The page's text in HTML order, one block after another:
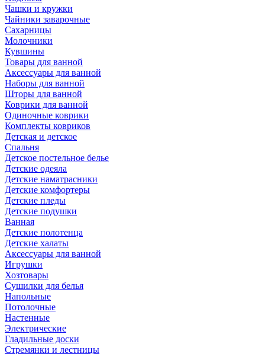
Чашки и кружки
Чайники заварочные
Сахарницы
Молочники
Кувшины
Товары для ванной
Аксессуары для ванной
Наборы для ванной
Шторы для ванной
Коврики для ванной
Одиночные коврики
Комплекты ковриков
Детская и детское
Спальня
Детское постельное белье
Детские одеяла
Детские наматрасники
Детские комфортеры
Детские пледы
Детские подушки
Ванная
Детские полотенца
Детские халаты
Аксессуары для ванной
Игрушки
Хозтовары
Сушилки для белья
Напольные
Потолочные
Настенные
Электрические
Гладильные доски
Стремянки и лестницы